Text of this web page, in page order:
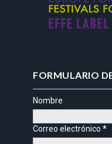
FORMULARIO
Nombre
Correo electrónico*